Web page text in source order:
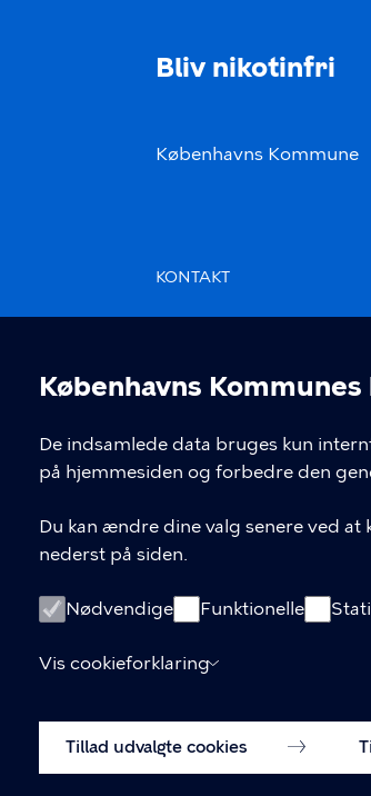
Københavns
De indsamlede data bruges kun
på hjemmesiden og forbedre den
Du kan ændre dine valg senere ved
nederst på siden.
Nødvendige Funktionelle
Vis cookieforklaring
Tillad udvalgte cookies
Bliv nikotinfri
Københavns Kommune
KONTAKT
Stoplinien